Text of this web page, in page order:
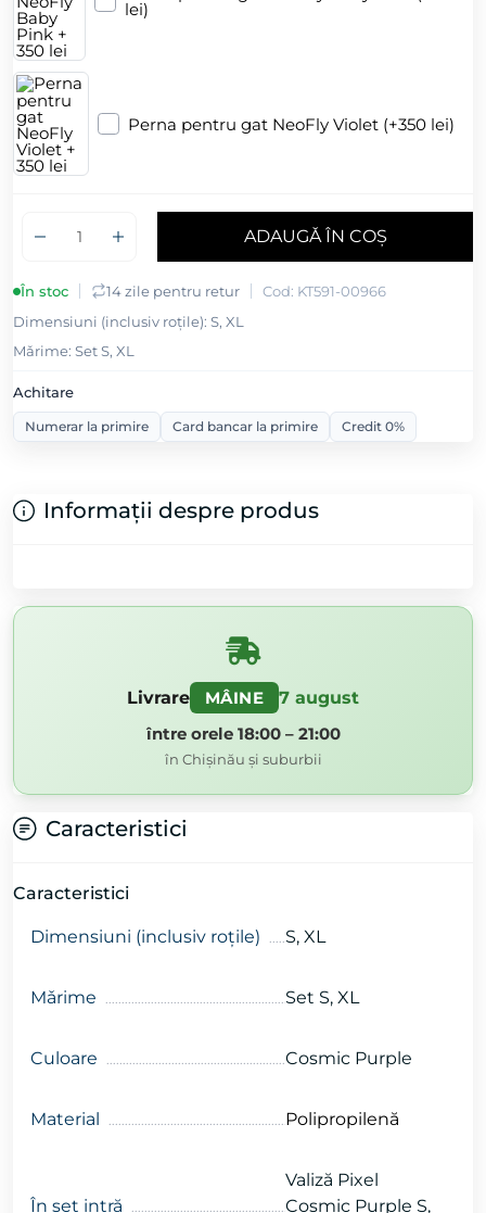
lei)
Perna pentru gat NeoFly Violet (+350 lei)
ADAUGǍ ÎN COȘ
În stoc 14 zile pentru retur
Cod: KT591-00966
Dimensiuni (inclusiv roțile): S, XL
Mǎrime: Set S, XL
Achitare
Numerar la primire Card bancar la primire Credit 0%
Informații despre produs
Livrare MÂINE
7 august
între orele 18:00 – 21:00
în Chișinău și suburbii
Caracteristici
Caracteristici
Dimensiuni (inclusiv roțile) S, XL
Mǎrime Set S, XL
Culoare Cosmic Purple
Material Polipropilenă
În set intră
Valiză Pixel
Cosmic Purple S,